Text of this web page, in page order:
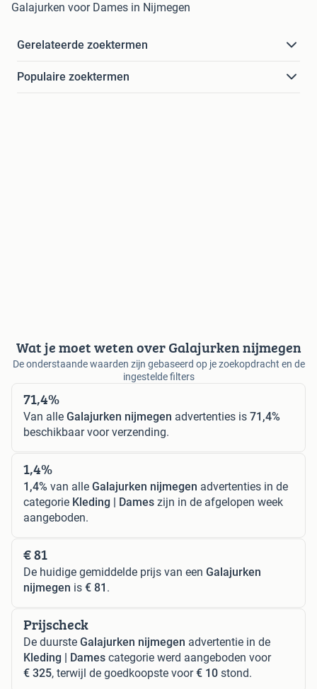
Galajurken voor Dames in Nijmegen
Gerelateerde zoektermen
Populaire zoektermen
Wat je moet weten over Galajurken nijmegen
De onderstaande waarden zijn gebaseerd op je zoekopdracht en de
ingestelde filters
71,4%
Van alle Galajurken nijmegen advertenties is 71,4%
beschikbaar voor verzending.
1,4%
1,4% van alle Galajurken nijmegen advertenties in de
categorie Kleding | Dames zijn in de afgelopen week
aangeboden.
€ 81
De huidige gemiddelde prijs van een Galajurken
nijmegen is € 81 .
Prijscheck
De duurste Galajurken nijmegen advertentie in de
Kleding | Dames categorie werd aangeboden voor
€ 325, terwijl de goedkoopste voor€ 10 stond.